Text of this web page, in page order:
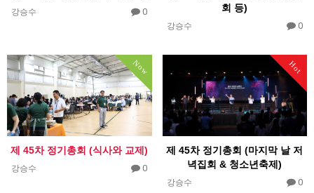
강승수 0
회 등)
강승수 0
Now
제 45차 정기총회 (식사와 교제)
강승수 0
Hot
제 45차 정기총회 (마지막 날 저
녁집회 & 청소년축제)
강승수 0